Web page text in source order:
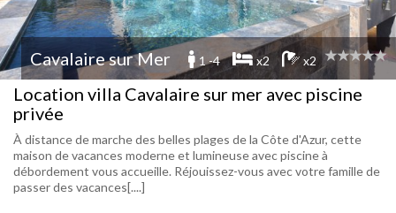
Cavalaire sur Mer 1 -4 x2 x2
Location villa Cavalaire sur mer avec piscine
privée
À distance de marche des belles plages de la Côte d'Azur, cette
maison de vacances moderne et lumineuse avec piscine à
débordement vous accueille. Réjouissez-vous avec votre famille de
passer des vacances[....]